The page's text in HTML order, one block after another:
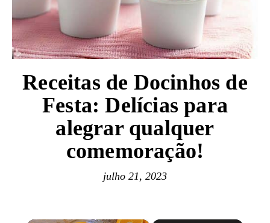
Receitas de Docinhos de
Festa: Delícias para
alegrar qualquer
comemoração!
julho 21, 2023